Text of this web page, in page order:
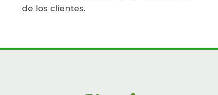
de los clientes.